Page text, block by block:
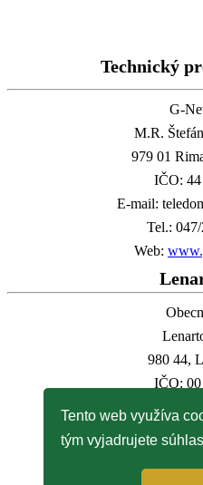
Tento web využíva
tým vyjadrujete
Technický
G-
M.R.
979 01
IČO:
E-mail:
Tel.:
Web:
980 44,
IČO: 00
E-mail:
Tel.: